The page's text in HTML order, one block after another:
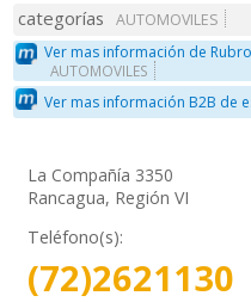
categorías
AUTOMOVILES
Ver mas información de
AUTOMOVILES
Ver mas información B2B de
La Compañía 3350
Rancagua, Región VI
Teléfono(s):
(72)2621130